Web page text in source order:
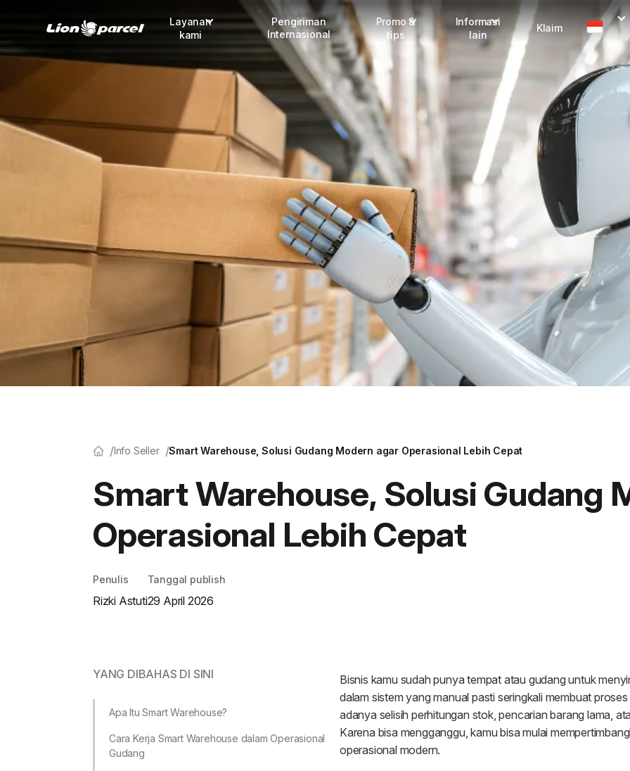
Layanan
kami
Pengiriman
COD
Fulfillment
Korporasi
Lacak pendaftaran Mitra
Pengiriman
Internasional
Promo &
tips
Promo terbaru
Info seller
Informasi
lain
Dangerous Goods
Karantina
FAQ
Tentang kami
Karir
Klaim
Info Seller Smart Warehouse, Solusi Gudang Modern agar Operasional Lebih Cepat
Smart Warehouse, Solusi Gudang
Operasional Lebih Cepat
Penulis
Rizki Astuti
Tanggal publish
29 April 2026
YANG DIBAHAS DI SINI
Apa Itu Smart Warehouse?
Cara Kerja Smart Warehouse dalam Operasional
Gudang